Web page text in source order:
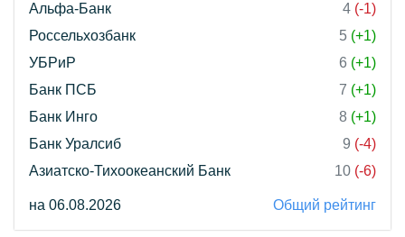
Альфа-Банк
4 (-1)
Россельхозбанк
5 (+1)
УБРиР
6 (+1)
Банк ПСБ
7 (+1)
Банк Инго
8 (+1)
Банк Уралсиб
9 (-4)
Азиатско-Тихоокеанский Банк
10 (-6)
на 06.08.2026 Общий рейтинг